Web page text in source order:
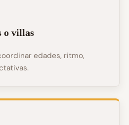
o villas
edades, ritmo,